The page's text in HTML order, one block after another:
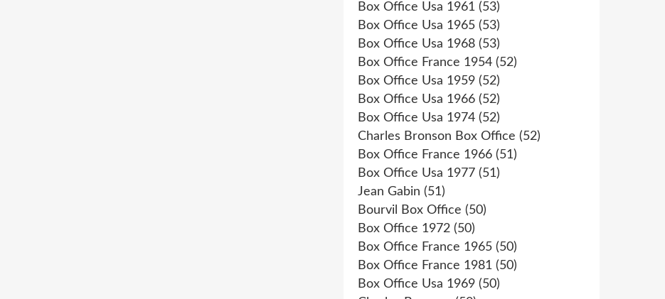
Box Office Usa 1961 (53)
Box Office Usa 1965 (53)
Box Office Usa 1968 (53)
Box Office France 1954 (52)
Box Office Usa 1959 (52)
Box Office Usa 1966 (52)
Box Office Usa 1974 (52)
Charles Bronson Box Office (52)
Box Office France 1966 (51)
Box Office Usa 1977 (51)
Jean Gabin (51)
Bourvil Box Office (50)
Box Office 1972 (50)
Box Office France 1965 (50)
Box Office France 1981 (50)
Box Office Usa 1969 (50)